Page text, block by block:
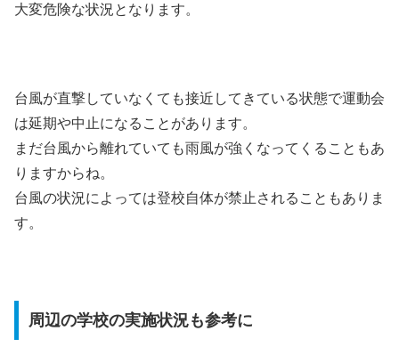
大変危険な状況となります。
台風が直撃していなくても接近してきている状態で運動会
は延期や中止になることがあります。
まだ台風から離れていても雨風が強くなってくることもあ
りますからね。
台風の状況によっては登校自体が禁止されることもありま
す。
周辺の学校の実施状況も参考に